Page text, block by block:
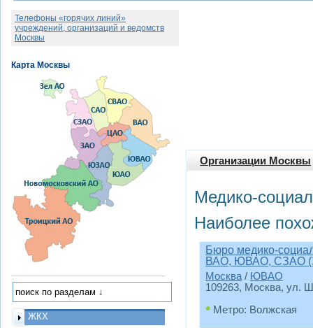
Организации Москвы
Медико-
Наиболее
Бюро медико-
ВАО, ЮВАО, СЗАО
Москва / ЮВАО
109263, Москва, ул.
• Метро: Волжская
Телефоны «горячих линий»
учреждений, организаций и ведомств
Москвы
ЖКХ